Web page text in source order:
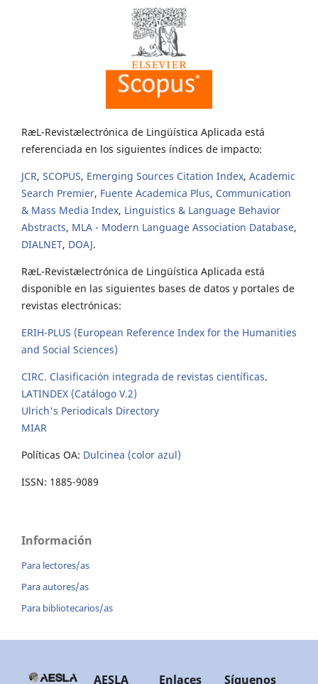
RæL-Revistælectrónica de Lingüística Aplicada está
referenciada en los siguientes índices de impacto:
JCR, SCOPUS, Emerging Sources Citation Index, Academic
Search Premier, Fuente Academica Plus, Communication
& Mass Media Index, Linguistics & Language Behavior
Abstracts, MLA - Modern Language Association Database,
DIALNET, DOAJ.
RæL-Revistælectrónica de Lingüística Aplicada está
disponible en las siguientes bases de datos y portales de
revistas electrónicas:
ERIH-PLUS (European Reference Index for the Humanities
and Social Sciences)
CIRC. Clasificación integrada de revistas científicas.
LATINDEX (Catálogo V.2)
Ulrich's Periodicals Directory
MIAR
Políticas OA: Dulcinea (color azul)
ISSN: 1885-9089
Información
Para lectores/as
Para autores/as
Para bibliotecarios/as
AESLA Enlaces Síguenos